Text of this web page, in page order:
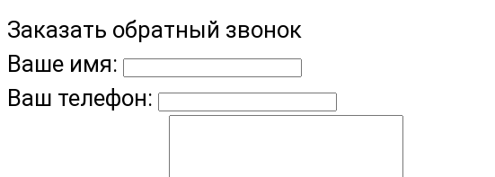
Заказать обратный звонок
Ваше имя:
Ваш телефон: